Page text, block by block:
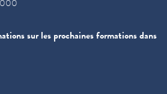
sur les prochaines formations dans